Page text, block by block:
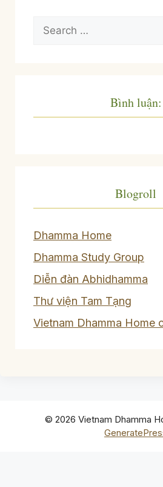
Search
Bình luận:
Blogroll
Dhamma Home
Dhamma Study Group
Diễn đàn Abhidhamma
Thư viện Tam Tạng
Vietnam Dhamma Home
© 2026 Vietnam Dhamma